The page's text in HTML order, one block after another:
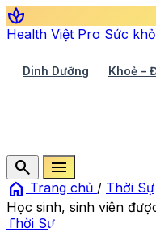
spa
Health Việt Pro Sức
Dinh Dưỡng Khoẻ –
search
menu
home Trang chủ / Thời Sự
Học sinh, sinh viên
Thời Sự